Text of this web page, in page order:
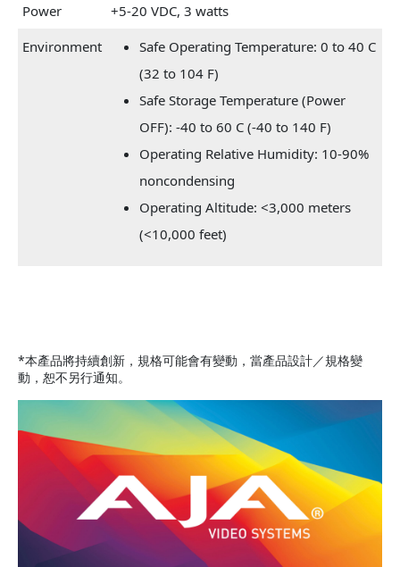
Power
+5-20 VDC, 3 watts
Environment
Safe Operating Temperature: 0 to 40 C
(32 to 104 F)
Safe Storage Temperature (Power
OFF): -40 to 60 C (-40 to 140 F)
Operating Relative Humidity: 10-90%
noncondensing
Operating Altitude: <3,000 meters
(<10,000 feet)
*本產品將持續創新，規格可能會有變動，當產品設計／規格變
動，恕不另行通知。